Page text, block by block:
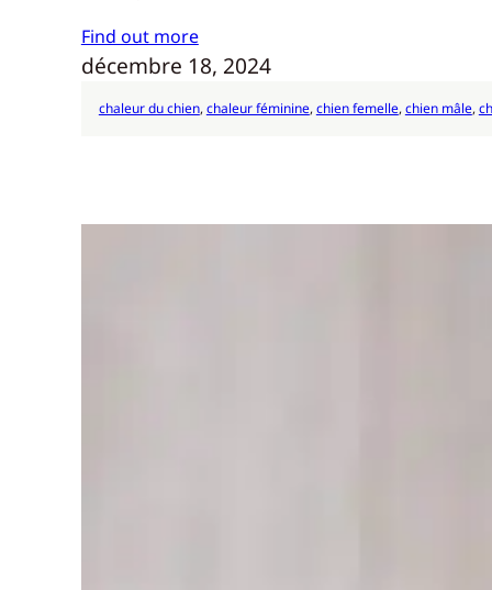
Find out more
décembre 18, 2024
chaleur du chien, chaleur féminine, chien femelle, chien mâle,